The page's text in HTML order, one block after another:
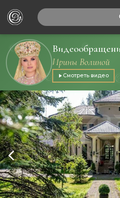
Ирины Волиной
Смотреть видео